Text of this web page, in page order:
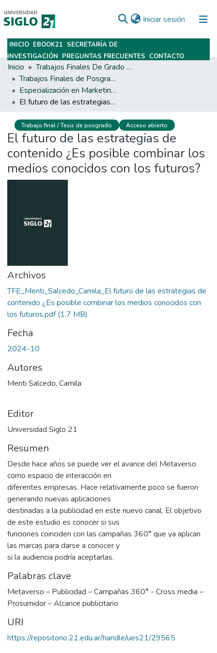
Iniciar sesión (current)
Subir
INICIO EBOOK21 SECRETARÍA DE
INVESTIGACIÓN PREGUNTAS FRECUENTES CONTACTO
Inicio
Trabajos Finales De Grado Y Posgrado
Trabajos Finales de Posgrados y Maestrías
Especialización en Marketing y Dirección Comercial
El futuro de las estrategias de contenido ¿Es posible combinar los medios conocidos con los futuros?
Trabajo final / Tesis de posgrado Acceso abierto
El futuro de las estrategias de
contenido ¿Es posible combinar los
medios conocidos con los futuros?
Archivos
TFE_Menti_Salcedo_Camila_El futuro de las estrategias de
contenido ¿Es posible combinar los medios conocidos con
los futuros.pdf(1.7 MB)
Fecha
2024-10
Autores
Menti Salcedo, Camila
Editor
Universidad Siglo 21
Resumen
Desde hace años se puede ver el avance del Metaverso
como espacio de interacción en
diferentes empresas. Hace relativamente poco se fueron
generando nuevas aplicaciones
destinadas a la publicidad en este nuevo canal. El objetivo
de este estudio es conocer si sus
funciones coinciden con las campañas 360° que ya aplican
las marcas para darse a conocer y
si la audiencia podría aceptarlas.
Palabras clave
Metaverso – Publicidad – Campañas 360° - Cross media –
Prosumidor – Alcance publicitario
URI
https://repositorio.21.edu.ar/handle/ues21/29565